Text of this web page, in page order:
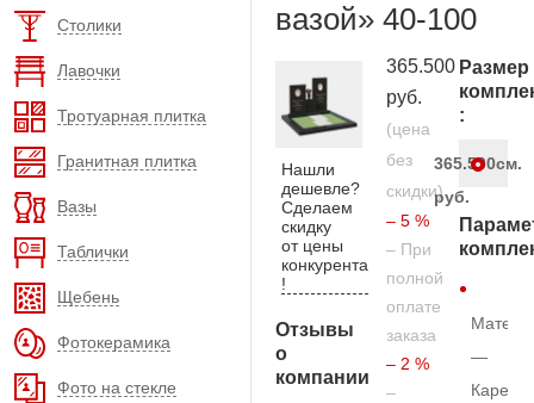
Столики
Лавочки
Тротуарная плитка
Гранитная плитка
Вазы
Таблички
Щебень
Фотокерамика
Фото на стекле
вазой» 40-100
Нашли
дешевле?
Сделаем
скидку
от цены
конкурента
!
Отзывы
о
компании
365.500
руб.
(цена
без
скидки)
– 5 %
– При
полной
оплате
заказа
– 2 %
–
Размер
:
365.500
руб.
см.
—